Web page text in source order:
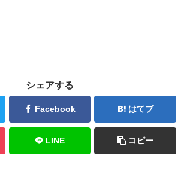
シェアする
Facebook はてブ
LINE コピー